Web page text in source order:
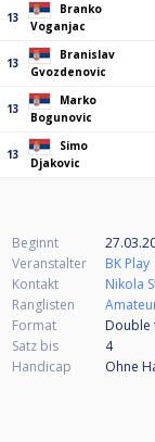
13
Branko
Voganjac
13
Branislav
Gvozdenovic
13
Marko
Bogunovic
13
Simo
Djakovic
Beginnt
Veranstalter
BK Play
Kontakt
Nikola
Ranglisten
Format
Double
Satz bis
4
Handicap
Ohne